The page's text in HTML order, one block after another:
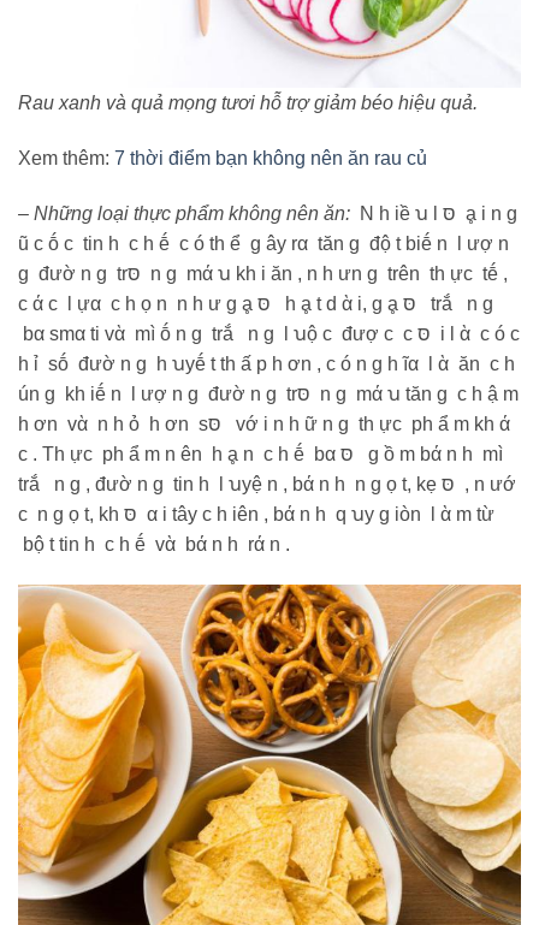
Rau xanh và quả mọng tươi hỗ trợ giảm béo hiệu quả.
Xem thêm: 7 thời điểm bạn không nên ăn rau củ
– Những loại thực phẩm không nên ăn: N h iề ꭒ l סּ ḁ i n g
ũ c ṓ c tin h c h ḗ c ó th ể g ây rα tăn g độ t biḗ n l ượ n
g đườ n g trסּ n g mά ꭒ kh i ăn , n h ưn g trên th ực tḗ ,
c ά c l ựα c h ọ n n h ư g ḁ סּ h ḁ t d ὰ i, g ḁ סּ trắ n g
bα smα ti vὰ mì ṓ n g trắ n g l ꭒộ c đượ c c סּ i l ὰ c ó c
h ỉ sṓ đườ n g h ꭒyḗ t th ấ p h ơn , c ó n g h ĩα l ὰ ăn c h
ún g kh iḗ n l ượ n g đườ n g trסּ n g mά ꭒ tăn g c h ậ m
h ơn vὰ n h ỏ h ơn sסּ vớ i n h ữ n g th ực ph ẩ m kh ά
c . Th ực ph ẩ m n ên h ḁ n c h ḗ bα סּ g ồ m bά n h mì
trắ n g , đườ n g tin h l ꭒyệ n , bά n h n g ọ t, kẹ סּ , n ướ
c n g ọ t, kh סּ α i tây c h iên , bά n h q ꭒy g iòn l ὰ m từ
bộ t tin h c h ḗ vὰ bά n h rά n .